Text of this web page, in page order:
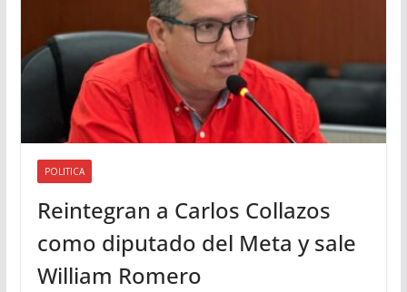
POLITICA
Reintegran a Carlos Collazos
como diputado del Meta y sale
William Romero